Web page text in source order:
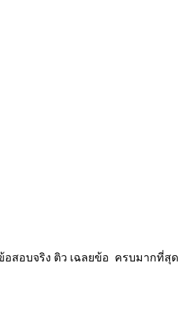
อสอบจริง ติว เฉลยข้อ ครบมากที่สุด